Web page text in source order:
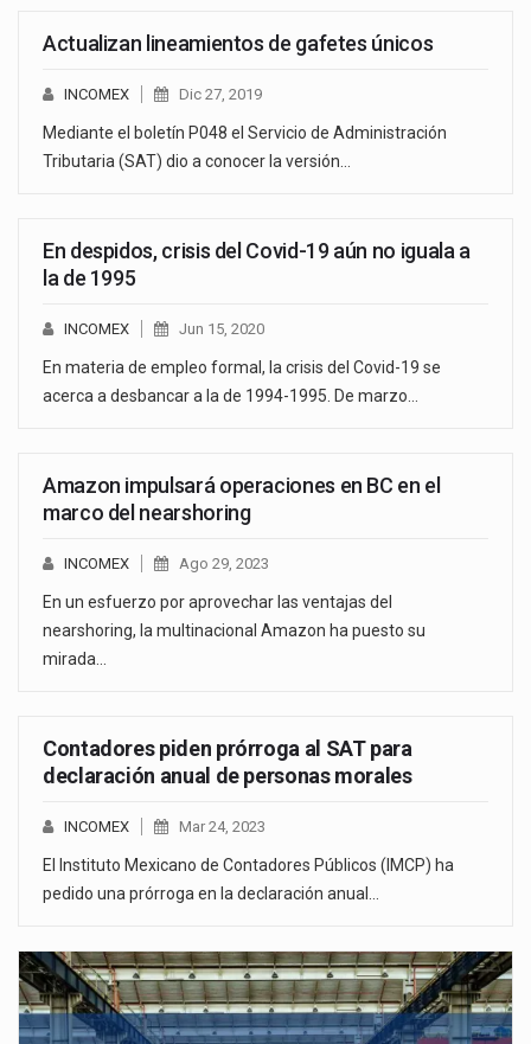
Actualizan lineamientos de gafetes únicos
INCOMEX Dic 27, 2019
Mediante el boletín P048 el Servicio de Administración
Tributaria (SAT) dio a conocer la versión…
En despidos, crisis del Covid-19 aún no iguala a
la de 1995
INCOMEX Jun 15, 2020
En materia de empleo formal, la crisis del Covid-19 se
acerca a desbancar a la de 1994-1995. De marzo…
Amazon impulsará operaciones en BC en el
marco del nearshoring
INCOMEX Ago 29, 2023
En un esfuerzo por aprovechar las ventajas del
nearshoring, la multinacional Amazon ha puesto su
mirada…
Contadores piden prórroga al SAT para
declaración anual de personas morales
INCOMEX Mar 24, 2023
El Instituto Mexicano de Contadores Públicos (IMCP) ha
pedido una prórroga en la declaración anual…